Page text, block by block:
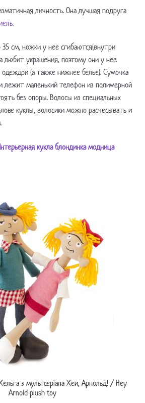
личность. Она лучшая подруга
.
35 см, ножки у нее сгибаются(внутри
любит украшения, поэтому они у нее
(а также нижнее белье). Сумочка
лежит маленький телефон из полимерной
без опоры. Волосы из специальных
куклы, волосики можно расчесывать и
кукла блондинка модница
з мультсеріала Хей, Арнольд! / Hey
Arnold plush toy